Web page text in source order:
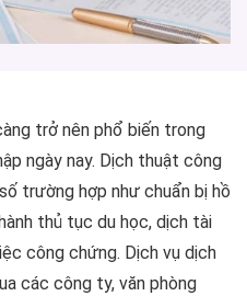
trở nên phổ biến trong
ngày nay. Dịch thuật công
trường hợp như chuẩn bị hồ
thủ tục du học, dịch tài
công chứng. Dịch vụ dịch
các công ty, văn phòng